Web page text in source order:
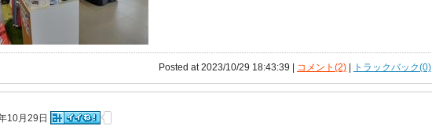
Posted at 2023/10/29 18:43:39 | コメント(2) | トラックバック(0)
10月29日